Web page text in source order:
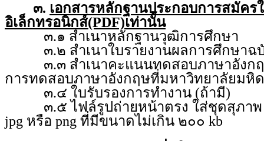
๓. เอกสารหลักฐานประกอบการสมัค
อิเล็กทรอนิกส์(PDF)เท่านั้น
๓.๑ สำเนาหลักฐานวุฒิการศึกษา
๓.๒ สำเนาใบรายงานผลการศึกษาฉ
๓.๓ สำเนาคะแนนทดสอบภาษาอังกฤ
การทดสอบภาษาอังกฤษที่มหาวิทยาลัยมหิ
๓.๔ ใบรับรองการทำงาน (ถ้ามี)
๓.๕ ไฟล์รูปถ่ายหน้าตรง ใส่ชุดสุภาพ ถ่
jpg หรือ png ที่มีขนาดไม่เกิน ๒๐๐ kb